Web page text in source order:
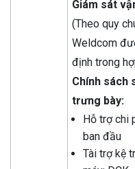
Giám sát
(Theo quy
Weldcom
định trong
Chính sách
trưng bày:
Hỗ trợ chi
ban đầu
Tài trợ kệ